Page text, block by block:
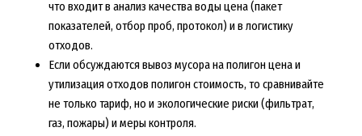
что входит в анализ качества воды цена (пакет
показателей, отбор проб, протокол) и в логистику
отходов.
Если обсуждаются вывоз мусора на полигон цена и
утилизация отходов полигон стоимость, то сравнивайте
не только тариф, но и экологические риски (фильтрат,
газ, пожары) и меры контроля.